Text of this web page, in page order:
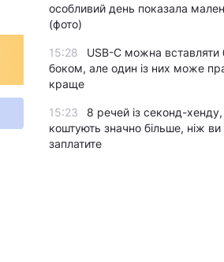
особливий день показала
(фото)
15:28
USB-C можна вставляти
боком, але один із них може
краще
15:23
8 речей із секонд-хенду,
коштують значно більше, ніж ви
заплатите